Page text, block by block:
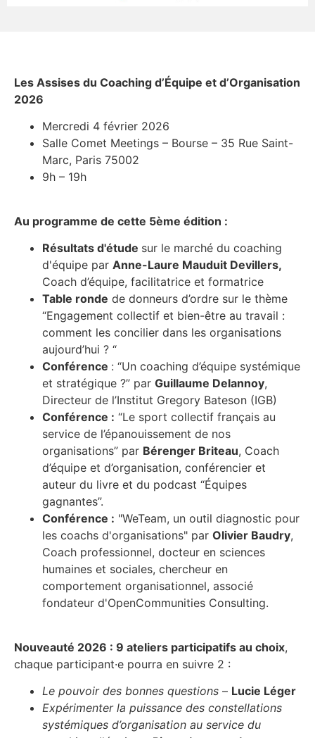
Les Assises du Coaching d’Équipe et d’Organisation
2026
Mercredi 4 février 2026
Salle Comet Meetings – Bourse – 35 Rue Saint-
Marc, Paris 75002
9h – 19h
Au programme de cette 5ème édition :
Résultats d'étude sur le marché du coaching
d'équipe par Anne-Laure Mauduit Devillers,
Coach d’équipe, facilitatrice et formatrice
Table ronde de donneurs d’ordre sur le thème
“Engagement collectif et bien-être au travail :
comment les concilier dans les organisations
aujourd’hui ? “
Conférence : “Un coaching d’équipe systémique
et stratégique ?” par Guillaume Delannoy,
Directeur de l’Institut Gregory Bateson (IGB)
Conférence : “Le sport collectif français au
service de l’épanouissement de nos
organisations” par Bérenger Briteau, Coach
d’équipe et d’organisation, conférencier et
auteur du livre et du podcast “Équipes
gagnantes”.
Conférence : "WeTeam, un outil diagnostic pour
les coachs d'organisations" par Olivier Baudry,
Coach professionnel, docteur en sciences
humaines et sociales, chercheur en
comportement organisationnel, associé
fondateur d'OpenCommunities Consulting.
Nouveauté 2026 : 9 ateliers participatifs au choix,
chaque participant·e pourra en suivre 2 :
Le pouvoir des bonnes questions – Lucie Léger
Expérimenter la puissance des constellations
systémiques d’organisation au service du